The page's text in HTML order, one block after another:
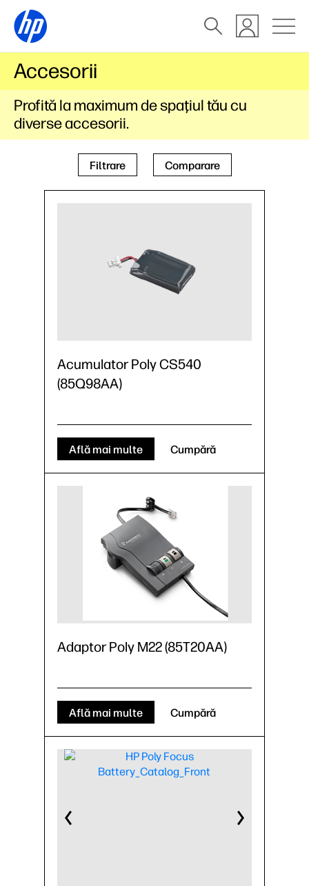
Accesorii
Profită la maximum de spaţiul tău cu
diverse accesorii.
Filtrare Comparare
Acumulator Poly CS540
(85Q98AA)
Află mai multe Cumpără
Adaptor Poly M22 (85T20AA)
Află mai multe Cumpără